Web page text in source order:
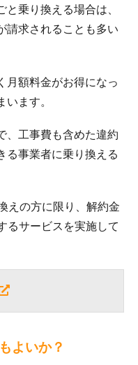
乗り換える場合は、
請求されることも多い
月額料金がお得になっ
ます。
、工事費も含めた違約
る事業者に乗り換える
えの方に限り、解約金
るサービスを実施して
よいか？